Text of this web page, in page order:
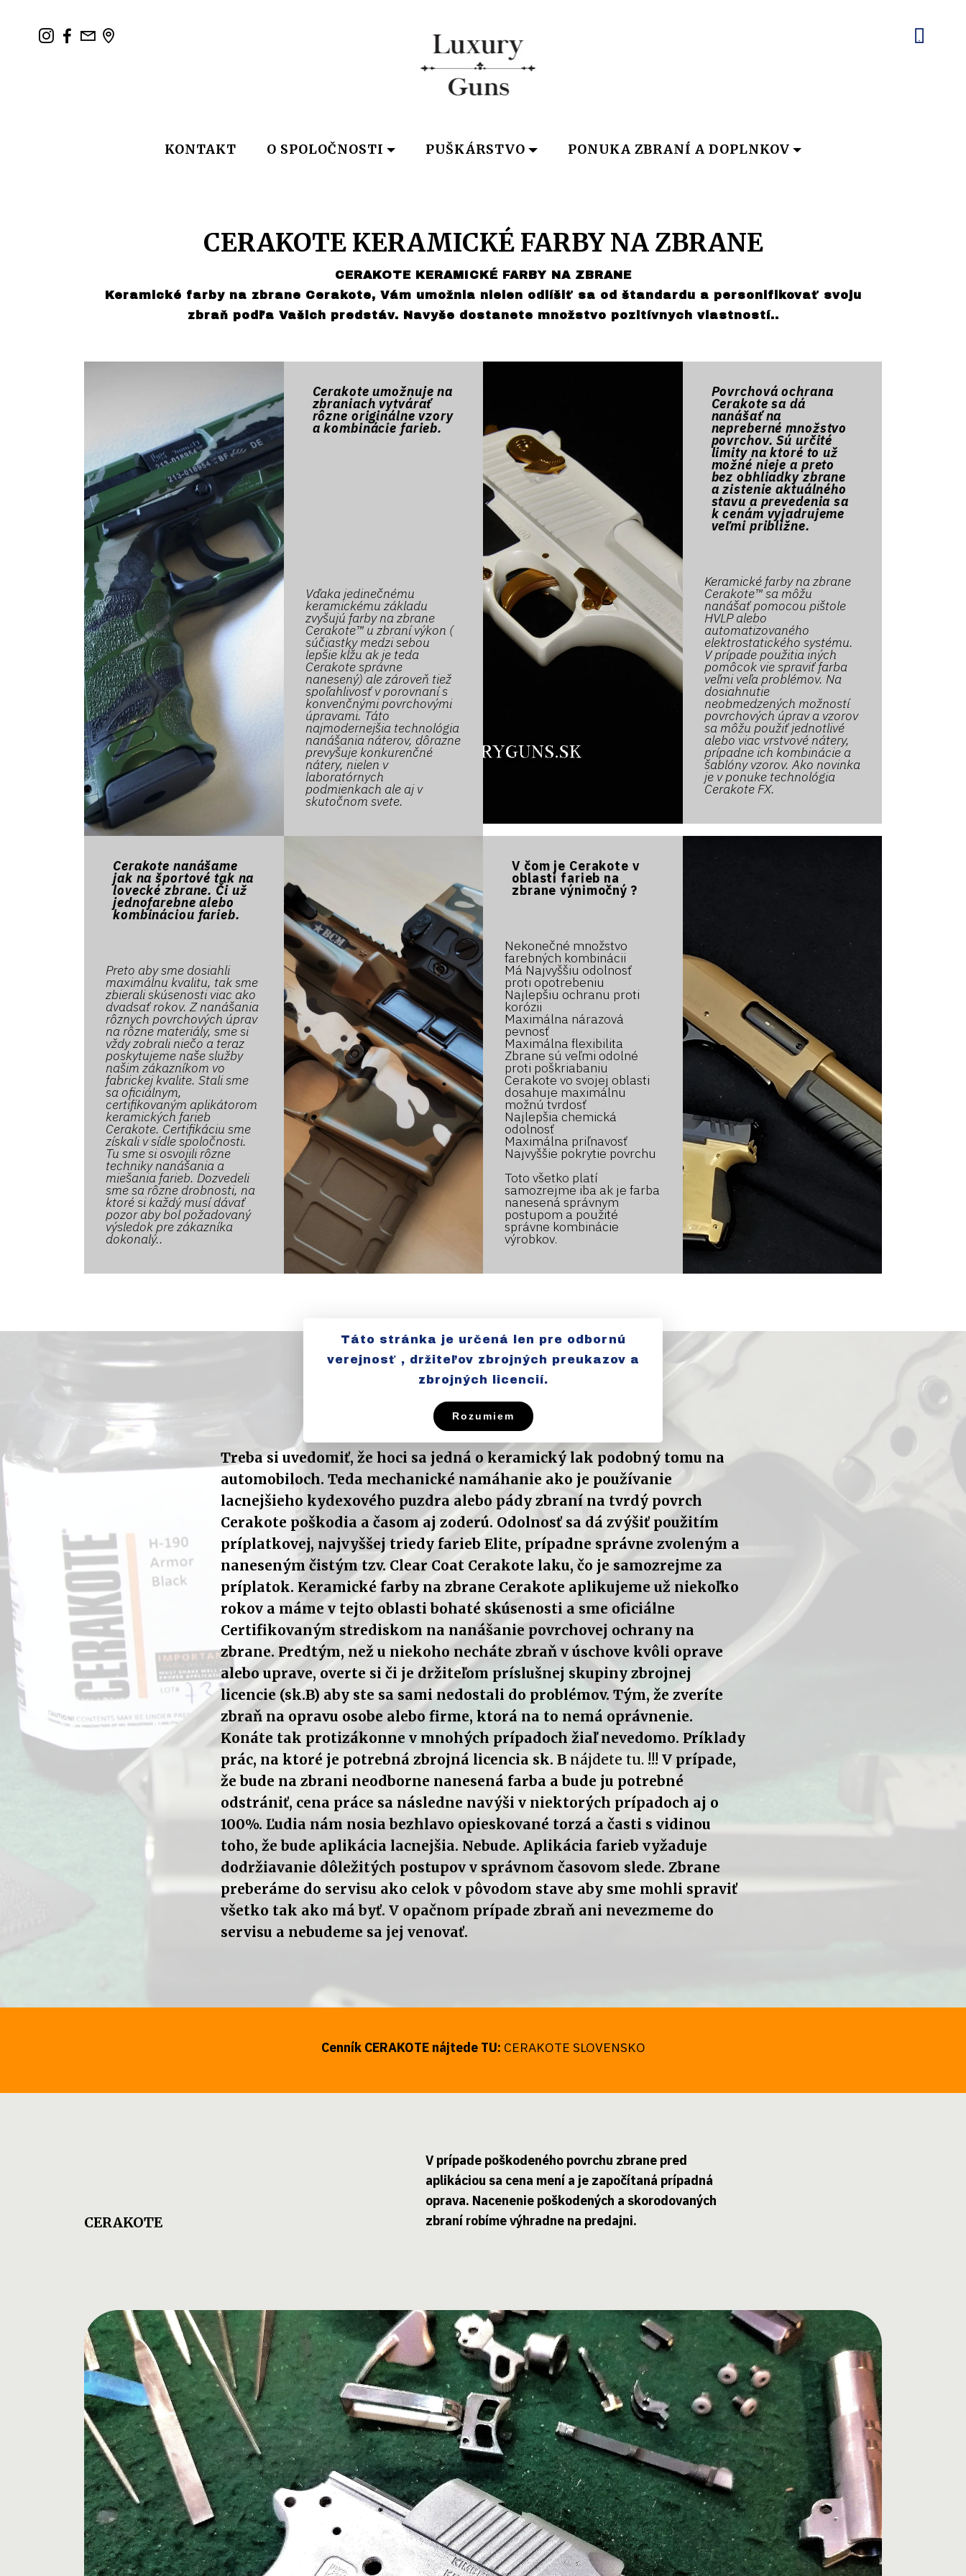
KONTAKT O SPOLOČNOSTI PUŠKÁRSTVO PONUKA ZBRANÍ A DOPLNKOV
CERAKOTE KERAMICKÉ FARBY NA ZBRANE
CERAKOTE KERAMICKÉ FARBY NA ZBRANE
Keramické farby na zbrane Cerakote, Vám umožnia nielen odlíšiť sa od štandardu a personifikovať svoju
zbraň podľa Vašich predstáv. Navyše dostanete množstvo pozitívnych vlastností..
Cerakote umožnuje na
zbraniach vytvárať
rôzne originálne vzory
a kombinácie farieb.
Vďaka jedinečnému
keramickému základu
zvyšujú farby na zbrane
Cerakote™ u zbraní výkon (
súčiastky medzi sebou
lepšie kĺžu ak je teda
Cerakote správne
nanesený) ale zároveň tiež
spoľahlivosť v porovnaní s
konvenčnými povrchovými
úpravami. Táto
najmodernejšia technológia
nanášania náterov, dôrazne
prevyšuje konkurenčné
nátery, nielen v
laboratórnych
podmienkach ale aj v
skutočnom svete.
Povrchová ochrana
Cerakote sa dá
nanášať na
nepreberné množstvo
povrchov. Sú určité
limity na ktoré to už
možné nieje a preto
bez obhliadky zbrane
a zistenie aktuálného
stavu a prevedenia sa
k cenám vyjadrujeme
veľmi približne.
Keramické farby na zbrane
Cerakote™ sa môžu
nanášať pomocou pištole
HVLP alebo
automatizovaného
elektrostatického systému.
V prípade použitia iných
pomôcok vie spraviť farba
veľmi veľa problémov. Na
dosiahnutie
neobmedzených možností
povrchových úprav a vzorov
sa môžu použiť jednotlivé
alebo viac vrstvové nátery,
prípadne ich kombinácie a
šablóny vzorov. Ako novinka
je v ponuke technológia
Cerakote FX.
Cerakote nanášame
jak na športové tak na
lovecké zbrane. Či už
jednofarebne alebo
kombináciou farieb.
Preto aby sme dosiahli
maximálnu kvalitu, tak sme
zbierali skúsenosti viac ako
dvadsať rokov. Z nanášania
rôznych povrchových úprav
na rôzne materiály, sme si
vždy zobrali niečo a teraz
poskytujeme naše služby
našim zákazníkom vo
fabrickej kvalite. Stali sme
sa oficiálnym,
certifikovaným aplikátorom
keramických farieb
Cerakote. Certifikáciu sme
získali v sídle spoločnosti.
Tu sme si osvojili rôzne
techniky nanášania a
miešania farieb. Dozvedeli
sme sa rôzne drobnosti, na
ktoré si každý musí dávať
pozor aby bol požadovaný
výsledok pre zákazníka
dokonalý..
V čom je Cerakote v
oblasti farieb na
zbrane výnimočný ?
Nekonečné množstvo
farebných kombinácii
Má Najvyššiu odolnosť
proti opotrebeniu
Najlepšiu ochranu proti
korózii
Maximálna nárazová
pevnosť
Maximálna flexibilita
Zbrane sú veľmi odolné
proti poškriabaniu
Cerakote vo svojej oblasti
dosahuje maximálnu
možnú tvrdosť
Najlepšia chemická
odolnosť
Maximálna priľnavosť
Najvyššie pokrytie povrchu
Toto všetko platí
samozrejme iba ak je farba
nanesená správnym
postupom a použité
správne kombinácie
výrobkov.
Cerakote Firearms coating
Luxury Guns
Treba si uvedomiť, že hoci sa jedná o keramický lak podobný tomu na
automobiloch. Teda mechanické namáhanie ako je používanie
lacnejšieho kydexového puzdra alebo pády zbraní na tvrdý povrch
Cerakote poškodia a časom aj zoderú. Odolnosť sa dá zvýšiť použitím
príplatkovej, najvyššej triedy farieb Elite, prípadne správne zvoleným a
naneseným čistým tzv. Clear Coat Cerakote laku, čo je samozrejme za
príplatok. Keramické farby na zbrane Cerakote aplikujeme už niekoľko
rokov a máme v tejto oblasti bohaté skúsenosti a sme oficiálne
Certifikovaným strediskom na nanášanie povrchovej ochrany na
zbrane. Predtým, než u niekoho necháte zbraň v úschove kvôli oprave
alebo uprave, overte si či je držiteľom príslušnej skupiny zbrojnej
licencie (sk.B) aby ste sa sami nedostali do problémov. Tým, že zveríte
zbraň na opravu osobe alebo firme, ktorá na to nemá oprávnenie.
Konáte tak protizákonne v mnohých prípadoch žiaľ nevedomo. Príklady
prác, na ktoré je potrebná zbrojná licencia sk. B nájdete tu. !!! V prípade,
že bude na zbrani neodborne nanesená farba a bude ju potrebné
odstrániť, cena práce sa následne navýši v niektorých prípadoch aj o
100%. Ľudia nám nosia bezhlavo opieskované torzá a časti s vidinou
toho, že bude aplikácia lacnejšia. Nebude. Aplikácia farieb vyžaduje
dodržiavanie dôležitých postupov v správnom časovom slede. Zbrane
preberáme do servisu ako celok v pôvodom stave aby sme mohli spraviť
všetko tak ako má byť. V opačnom prípade zbraň ani nevezmeme do
servisu a nebudeme sa jej venovať.
Cenník CERAKOTE nájtede TU: CERAKOTE SLOVENSKO
CERAKOTE
V prípade poškodeného povrchu zbrane pred
aplikáciou sa cena mení a je započítaná prípadná
oprava. Nacenenie poškodených a skorodovaných
zbraní robíme výhradne na predajni.
Táto stránka je určená len pre odbornú
verejnosť , držiteľov zbrojných preukazov a
zbrojných licencií.
Rozumiem